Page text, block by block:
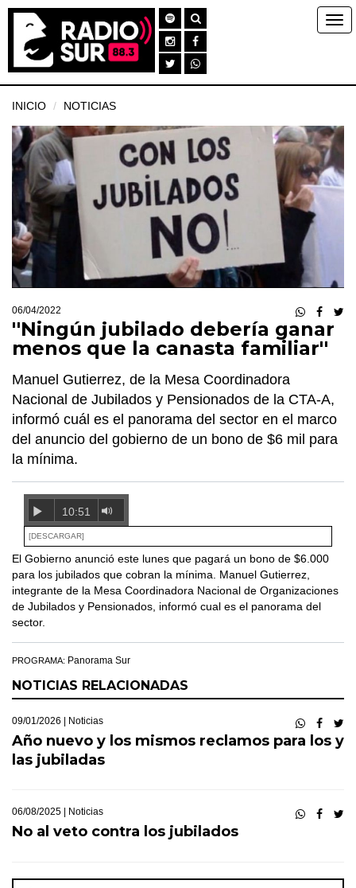
INICIO NOTICIAS
06/04/2022
''Ningún jubilado debería ganar
menos que la canasta familiar''
Manuel Gutierrez, de la Mesa Coordinadora
Nacional de Jubilados y Pensionados de la CTA-A,
informó cuál es el panorama del sector en el marco
del anuncio del gobierno de un bono de $6 mil para
la mínima.
10:51
[DESCARGAR]
El Gobierno anunció este lunes que pagará un bono de $6.000
para los jubilados que cobran la mínima. Manuel Gutierrez,
integrante de la Mesa Coordinadora Nacional de Organizaciones
de Jubilados y Pensionados, informó cual es el panorama del
sector.
PROGRAMA: Panorama Sur
NOTICIAS RELACIONADAS
09/01/2026 | Noticias
Año nuevo y los mismos reclamos para los y
las jubiladas
06/08/2025 | Noticias
No al veto contra los jubilados